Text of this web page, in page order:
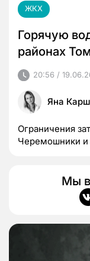
ЖКХ
Горячую
районах
20:56 /
Яна
Ограничения
Черемошники и
Мы в